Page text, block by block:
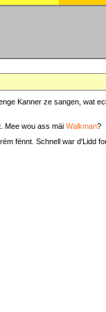
Kanner ze sangen, wat
Mee wou ass mäi Walkman?
fënnt. Schnell war d'Lidd